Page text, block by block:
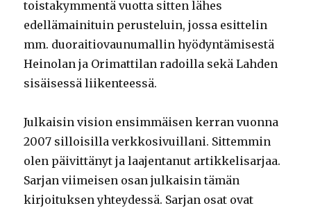
toistakymmentä vuotta sitten lähes
edellämainituin perusteluin, jossa esittelin
mm. duoraitiovaunumallin hyödyntämisestä
Heinolan ja Orimattilan radoilla sekä Lahden
sisäisessä liikenteessä.
Julkaisin vision ensimmäisen kerran vuonna
2007 silloisilla verkkosivuillani. Sittemmin
olen päivittänyt ja laajentanut artikkelisarjaa.
Sarjan viimeisen osan julkaisin tämän
kirjoituksen yhteydessä. Sarjan osat ovat